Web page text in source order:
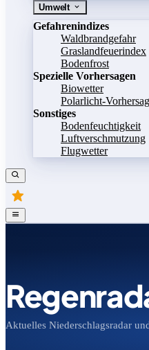
Umwelt
Gefahrenindizes
Waldbrandgefahr
Graslandfeuerindex
Bodenfrost
Spezielle Vorhersagen
Biowetter
Polarlicht-
Sonstiges
Bodenfeuchtigkeit
Luftverschmutzung
Flugwetter
Aktuelles Niederschlagsradar